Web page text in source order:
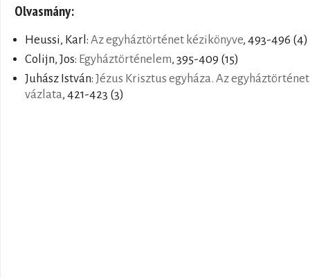
Olvasmány:
Heussi, Karl: Az egyháztörténet kézikönyve, 493-496 (4)
Colijn, Jos: Egyháztörténelem, 395-409 (15)
Juhász István: Jézus Krisztus egyháza. Az egyháztörténet
vázlata, 421-423 (3)